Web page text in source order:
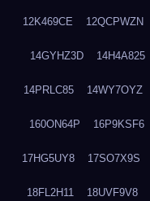
12K469CE 12QCPWZN
14GYHZ3D 14H4A825
14PRLC85 14WY7OYZ
160ON64P 16P9KSF6
17HG5UY8 17SO7X9S
18FL2H11 18UVF9V8